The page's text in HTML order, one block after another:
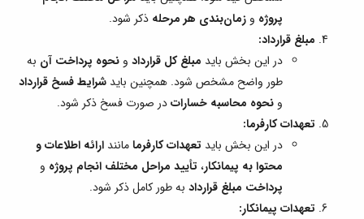
پروژه و زمان‌بندی هر مرحله ذکر شود.
مبلغ قرارداد:
در این بخش باید مبلغ کل قرارداد و نحوه پرداخت آن به
طور واضح مشخص شود. همچنین باید شرایط فسخ قرارداد
و نحوه محاسبه خساراتدر صورت فسخ ذکر شود.
تعهدات کارفرما:
در این بخش باید تعهدات کارفرما مانند ارائه اطلاعات و
محتوا به پیمانکار، تأیید مراحل مختلف انجام پروژه و
پرداخت مبلغ قرارداد به طور کامل ذکر شود.
تعهدات پیمانکار: